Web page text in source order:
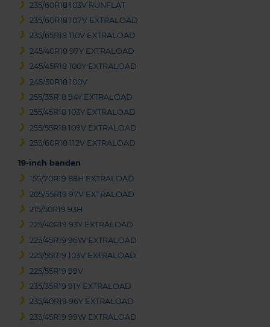
235/60R18 103V RUNFLAT
235/60R18 107V EXTRALOAD
235/65R18 110V EXTRALOAD
245/40R18 97Y EXTRALOAD
245/45R18 100Y EXTRALOAD
245/50R18 100V
255/35R18 94Y EXTRALOAD
255/45R18 103Y EXTRALOAD
255/55R18 109V EXTRALOAD
255/60R18 112V EXTRALOAD
19-inch banden
155/70R19 88H EXTRALOAD
205/55R19 97V EXTRALOAD
215/50R19 93H
225/40R19 93Y EXTRALOAD
225/45R19 96W EXTRALOAD
225/55R19 103V EXTRALOAD
225/55R19 99V
235/35R19 91Y EXTRALOAD
235/40R19 96Y EXTRALOAD
235/45R19 99W EXTRALOAD